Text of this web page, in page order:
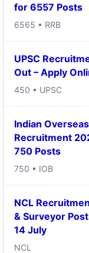
for 6557 Posts
6565 • RRB
UPSC
Out – Apply
450 • UPSC
Indian
Recruitment
750 Posts
750 • IOB
NCL
& Surveyor
14 July
NCL